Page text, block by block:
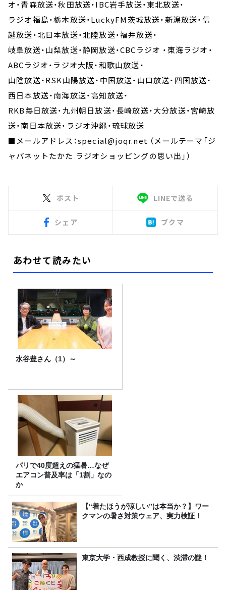
オ・青森放送・秋田放送・IBC岩手放送・東北放送・
ラジオ福島・栃木放送・LuckyFM茨城放送・新潟放送・信
越放送・北日本放送・北陸放送・福井放送・
岐阜放送・山梨放送・静岡放送・CBCラジオ ・東海ラジオ・
ABCラジオ・ラジオ大阪・和歌山放送・
山陰放送・RSK山陽放送・中国放送・山口放送・四国放送・
西日本放送・南海放送・高知放送・
RKB毎日放送・九州朝日放送・長崎放送・大分放送・宮崎放
送・南日本放送・ラジオ沖縄・琉球放送
■メールアドレス：special@joqr.net （メールテーマ「ジ
ャパネットたかた ラジオショッピングの思い出」）
ポスト LINEで送る
シェア ブクマ
あわせて読みたい
水谷豊さん（1）～
パリで40度超えの猛暑…なぜ
エアコン普及率は「1割」なの
か
【“着たほうが涼しい”は本当か？】ワー
クマンの暑さ対策ウェア、実力検証！
東京大学・西成教授に聞く、渋滞の謎！